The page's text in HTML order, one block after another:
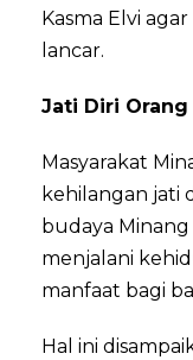
Kasma Elvi
lancar.
Jati Diri Orang
Masyarakat
kehilangan jati
budaya
menjalani
manfaat bagi
Hal ini